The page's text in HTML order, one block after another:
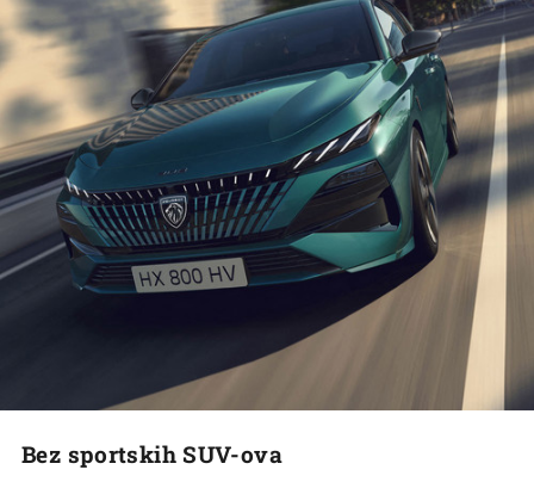
Bez sportskih SUV-ova